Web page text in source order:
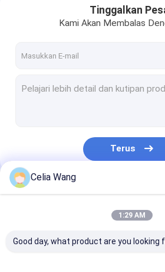
Tinggalkan
Kami Akan Membalas
Terus
Kategori Kami
Celia Wang
1:29 AM
Good day, what product are you looking